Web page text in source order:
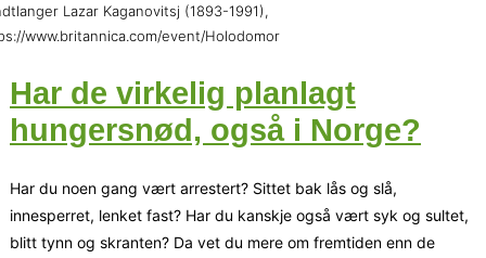
Lazar Kaganovitsj (1893-1991),
www.britannica.com/event/Holodomor
Har de virkelig planlagt
hungersnød, også i Norge?
Har du noen gang vært arrestert? Sittet bak lås og slå,
innesperret, lenket fast? Har du kanskje også vært syk og sultet,
blitt tynn og skranten? Da vet du mere om fremtiden enn de